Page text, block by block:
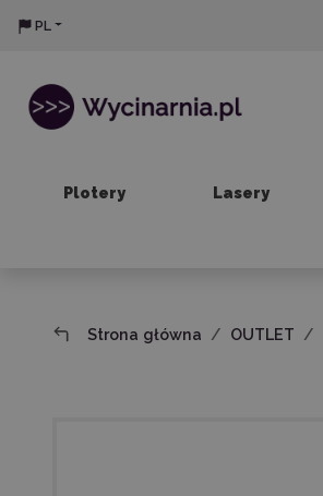
PL
Plotery Lasery
Strona główna OUTLET